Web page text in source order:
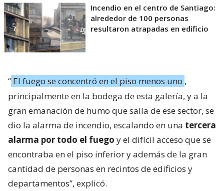
Incendio en el centro de Santiago:
alrededor de 100 personas
resultaron atrapadas en edificio
“ El fuego se concentró en el piso menos uno ,
principalmente en la bodega de esta galería, y a la
gran emanación de humo que salía de ese sector, se
dio la alarma de incendio, escalando en una tercera
alarma por todo el fuego y el difícil acceso que se
encontraba en el piso inferior y además de la gran
cantidad de personas en recintos de edificios y
departamentos”, explicó.